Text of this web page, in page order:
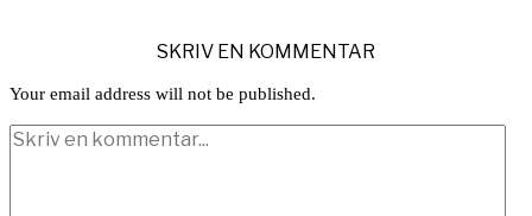
SKRIV EN KOMMENTAR
Your email address will not be published.